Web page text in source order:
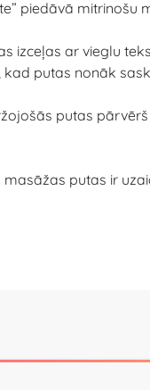
piedāvā
izceļas ar vieglu
putas nonāk
putas
masāžas putas ir